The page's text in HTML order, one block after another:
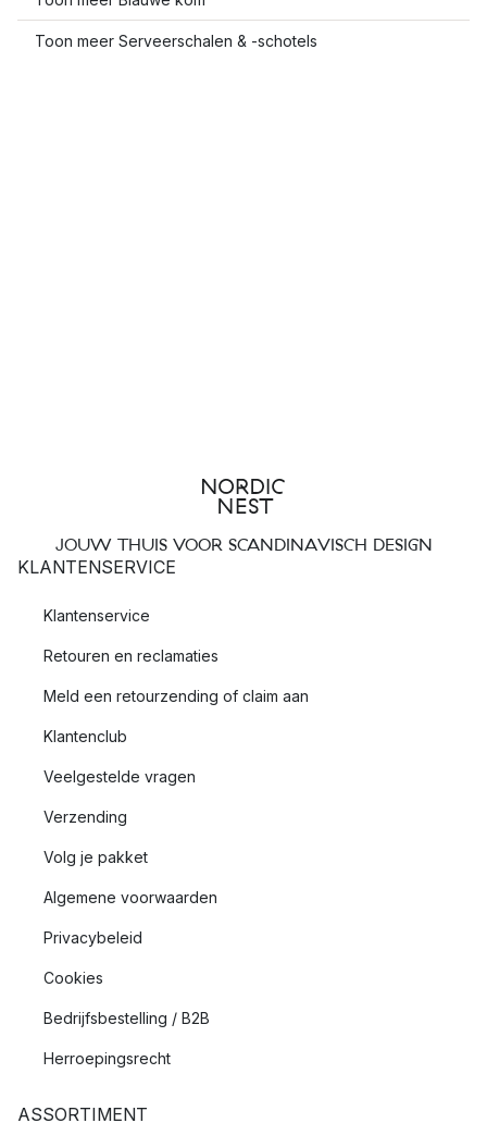
Toon meer Serveerschalen & -schotels
JOUW THUIS VOOR SCANDINAVISCH DESIGN
KLANTENSERVICE
Klantenservice
Retouren en reclamaties
Meld een retourzending of claim aan
Klantenclub
Veelgestelde vragen
Verzending
Volg je pakket
Algemene voorwaarden
Privacybeleid
Cookies
Bedrijfsbestelling / B2B
Herroepingsrecht
ASSORTIMENT